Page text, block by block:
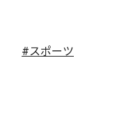
#スポーツ